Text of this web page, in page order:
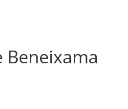
Beneixama